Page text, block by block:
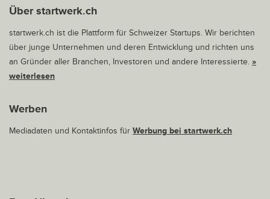
Über startwerk.ch
startwerk.ch ist die Plattform für Schweizer Startups. Wir berichten
über junge Unternehmen und deren Entwicklung und richten uns
an Gründer aller Branchen, Investoren und andere Interessierte. »
weiterlesen
Werben
Mediadaten und Kontaktinfos für Werbung bei startwerk.ch